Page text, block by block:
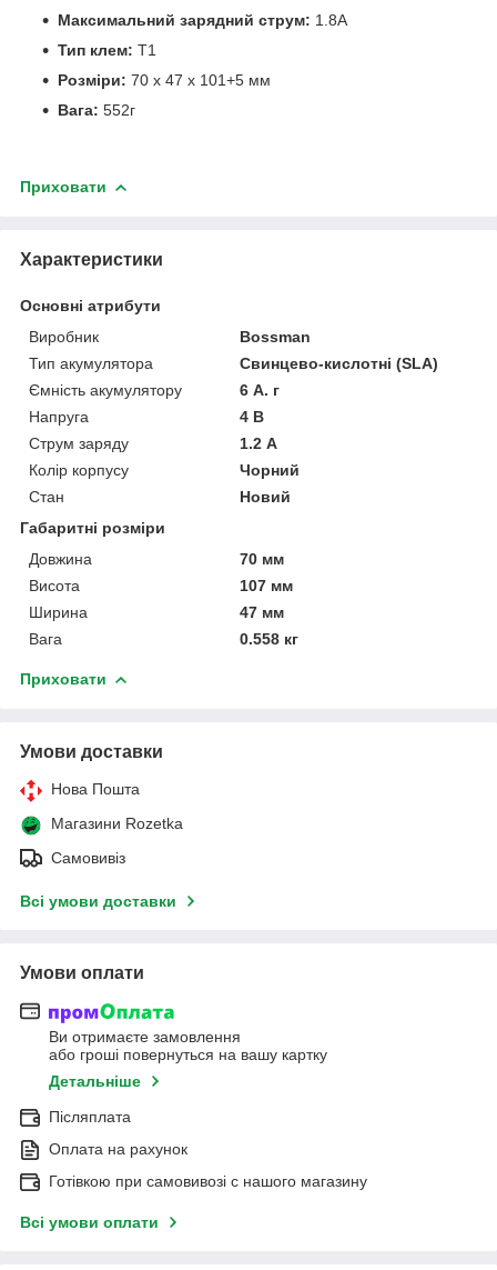
Максимальний зарядний струм: 1.8А
Тип клем: T1
Розміри: 70 х 47 х 101+5 мм
Вага: 552г
Приховати
Характеристики
Основні атрибути
Виробник
Bossman
Тип акумулятора
Свинцево-кислотні (SLA)
Ємність акумулятору
6 А. г
Напруга
4 В
Струм заряду
1.2 А
Колір корпусу
Чорний
Стан
Новий
Габаритні розміри
Довжина
70 мм
Висота
107 мм
Ширина
47 мм
Вага
0.558 кг
Приховати
Умови доставки
Нова Пошта
Магазини Rozetka
Самовивіз
Всі умови доставки
Умови оплати
Ви отримаєте замовлення
або гроші повернуться на вашу картку
Детальніше
Післяплата
Оплата на рахунок
Готівкою при самовивозі c нашого магазину
Всі умови оплати